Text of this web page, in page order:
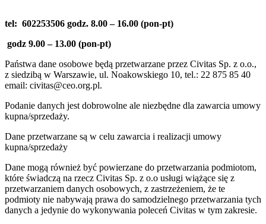
tel: 602253506 godz. 8.00 – 16.00 (pon-pt)
godz 9.00 – 13.00 (pon-pt)
Państwa dane osobowe będą przetwarzane przez Civitas Sp. z o.o.,
z siedzibą w Warszawie, ul. Noakowskiego 10, tel.: 22 875 85 40
email: civitas@ceo.org.pl.
Podanie danych jest dobrowolne ale niezbędne dla zawarcia umowy
kupna/sprzedaży.
Dane przetwarzane są w celu zawarcia i realizacji umowy
kupna/sprzedaży
Dane mogą również być powierzane do przetwarzania podmiotom,
które świadczą na rzecz Civitas Sp. z o.o usługi wiążące się z
przetwarzaniem danych osobowych, z zastrzeżeniem, że te
podmioty nie nabywają prawa do samodzielnego przetwarzania tych
danych a jedynie do wykonywania poleceń Civitas w tym zakresie.